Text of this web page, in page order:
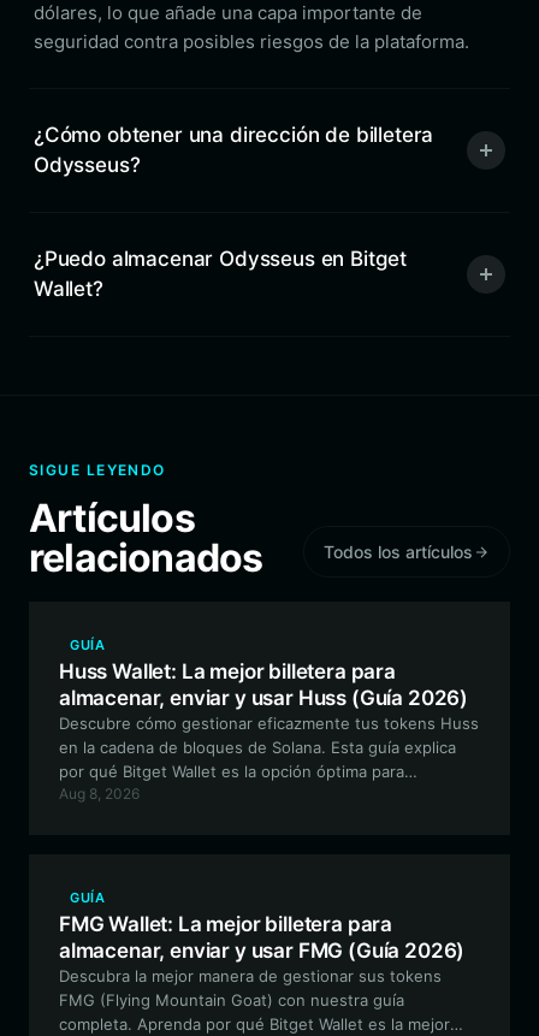
dólares, lo que añade una capa importante de
seguridad contra posibles riesgos de la plataforma.
¿Cómo obtener una dirección de billetera
Odysseus?
¿Puedo almacenar Odysseus en Bitget
Wallet?
SIGUE LEYENDO
Artículos
relacionados
Todos los artículos
GUÍA
Huss Wallet: La mejor billetera para
almacenar, enviar y usar Huss (Guía 2026)
Descubre cómo gestionar eficazmente tus tokens Huss
en la cadena de bloques de Solana. Esta guía explica
por qué Bitget Wallet es la opción óptima para
comerciar, almacenar y participar en el ecosistema de la
Aug 8, 2026
GUÍA
FMG Wallet: La mejor billetera para
almacenar, enviar y usar FMG (Guía 2026)
Descubra la mejor manera de gestionar sus tokens
FMG (Flying Mountain Goat) con nuestra guía
completa. Aprenda por qué Bitget Wallet es la mejor